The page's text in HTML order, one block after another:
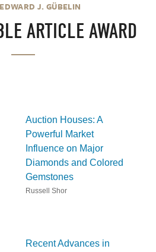
J. GÜBELIN
ARTICLE AWARD
Auction Houses: A
Powerful Market
Influence on Major
Diamonds and Colored
Gemstones
Russell Shor
Recent Advances in